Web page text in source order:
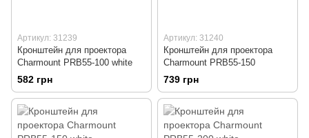
Артикул: 31239
Кронштейн для проектора
Charmount PRB55-100 white
582 грн
Артикул: 31240
Кронштейн для проектора
Charmount PRB55-150
739 грн